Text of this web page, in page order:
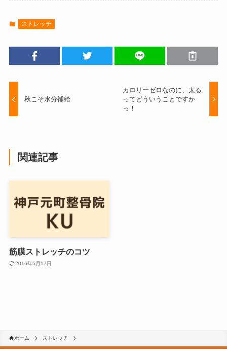
ストレッチ
秋こそ水分補給
カロリーゼロなのに、太る
ってどういうことですか
っ！
関連記事
筋膜ストレッチのコツ
2016年5月17日
ホーム ストレッチ